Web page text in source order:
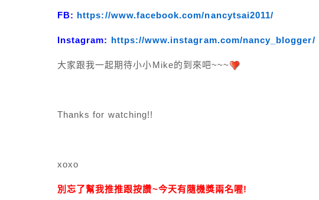
FB: https://www.facebook.com/nancytsai2011/
Instagram: https://www.instagram.com/nancy_blogger/
大家跟我一起期待小小Mike的到來吧~~~
Thanks for watching!!
xoxo
別忘了幫我推推跟按讚~今天有隨機獎兩名喔!